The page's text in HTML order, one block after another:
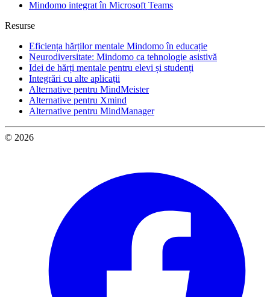
Mindomo integrat în Microsoft Teams
Resurse
Eficiența hărților mentale Mindomo în educație
Neurodiversitate: Mindomo ca tehnologie asistivă
Idei de hărți mentale pentru elevi și studenți
Integrări cu alte aplicații
Alternative pentru MindMeister
Alternative pentru Xmind
Alternative pentru MindManager
© 2026